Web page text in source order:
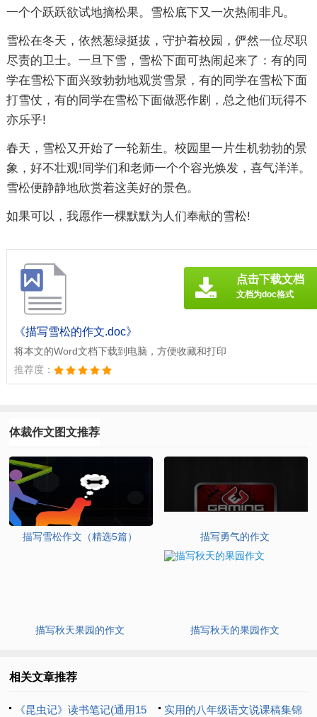
一个个跃跃欲试地摘松果。雪松底下又一次热闹非凡。
雪松在冬天，依然葱绿挺拔，守护着校园，俨然一位尽职
尽责的卫士。一旦下雪，雪松下面可热闹起来了：有的同
学在雪松下面兴致勃勃地观赏雪景，有的同学在雪松下面
打雪仗，有的同学在雪松下面做恶作剧，总之他们玩得不
亦乐乎!
春天，雪松又开始了一轮新生。校园里一片生机勃勃的景
象，好不壮观!同学们和老师一个个容光焕发，喜气洋洋。
雪松便静静地欣赏着这美好的景色。
如果可以，我愿作一棵默默为人们奉献的雪松!
《描写雪松的作文.doc》
将本文的Word文档下载到电脑，方便收藏和打印
推荐度：
点击下载文档
文档为doc格式
体裁作文图文推荐
描写雪松作文（精选5篇） 描写勇气的作文
描写秋天果园的作文 描写秋天的果园作文
相关文章推荐
《昆虫记》读书笔记(通用15 实用的八年级语文说课稿集锦